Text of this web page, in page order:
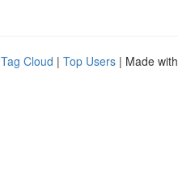
Tag Cloud | Top Users | Made with